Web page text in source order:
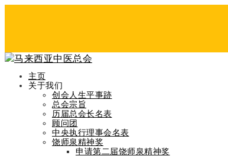
主页
关于我们
创会人生平事跡
总会宗旨
历届总会长名表
顾问团
中央执行理事会名表
饶师泉精神奖
申请第二届饶师泉精神奖
Blog Post